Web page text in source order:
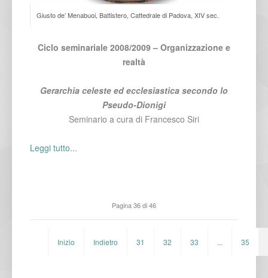
Giusto de’ Menabuoi, Battistero, Cattedrale di Padova, XIV sec.
Ciclo seminariale 2008/2009 – Organizzazione e
realtà
Gerarchia celeste ed ecclesiastica secondo lo
Pseudo-Dionigi
Seminario a cura di Francesco Siri
Leggi tutto...
Pagina 36 di 46
Inizio Indietro 31 32 33 ... 35